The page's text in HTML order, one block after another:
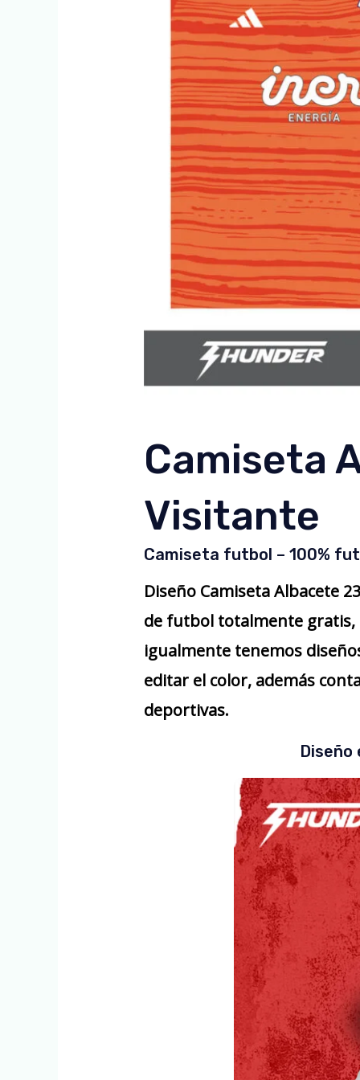
Camiseta
Visitante
Camiseta futbol – 100%
Diseño Camiseta Albacete
de futbol totalmente gratis,
igualmente tenemos
editar el color, además
deportivas.